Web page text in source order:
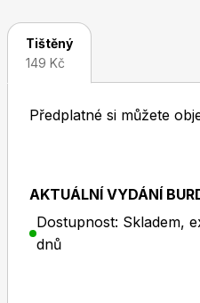
dokonalý relax, ale také
tak někdo nemá. Aktuální
skvělých projektů v
dlouho čekat. Ať už jste
Tištěný
149 Kč
Předplatné si můžete
AKTUÁLNÍ VYDÁNÍ
Dostupnost: Skladem,
dnů